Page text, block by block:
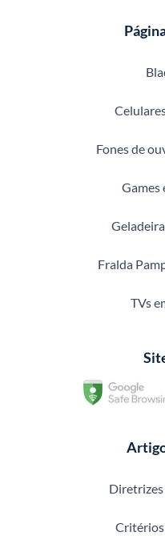
Fones de
Games
Fralda
TVs
Critérios